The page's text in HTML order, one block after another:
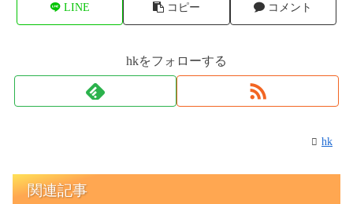
LINE コピー コメント
hkをフォローする
hk
関連記事